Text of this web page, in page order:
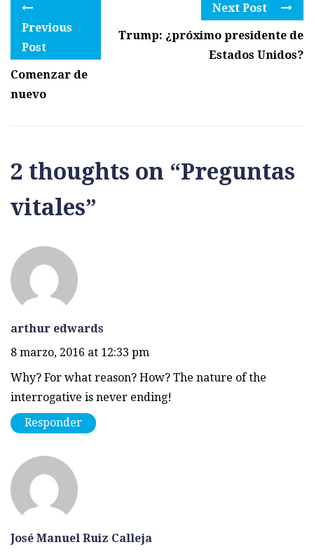
Previous
Post
Comenzar de
nuevo
Next Post
Trump: ¿próximo presidente de
Estados Unidos?
2 thoughts on “Preguntas
vitales”
arthur edwards
8 marzo, 2016 at 12:33 pm
Why? For what reason? How? The nature of the
interrogative is never ending!
Responder
José Manuel Ruiz Calleja